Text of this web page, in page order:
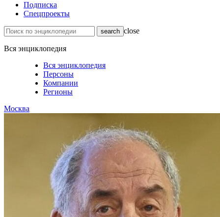
Подписка
Спецпроекты
close
Вся энциклопедия
Вся энциклопедия
Персоны
Компании
Регионы
Москва